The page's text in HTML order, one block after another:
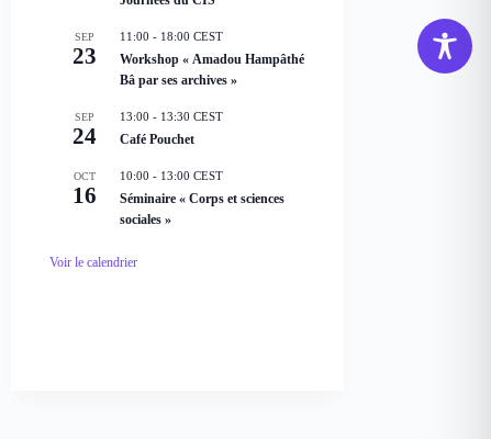
SEP
23
11:00 - 18:00 CEST
Workshop « Amadou Hampâthé
Bâ par ses archives »
SEP
24
13:00 - 13:30 CEST
Café Pouchet
OCT
16
10:00 - 13:00 CEST
Séminaire « Corps et sciences
sociales »
Voir le calendrier